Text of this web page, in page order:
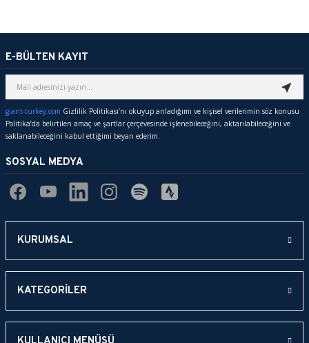
E-BÜLTEN KAYIT
giant-turkey.com Gizlilik Politikası’nı okuyup anladığımı ve kişisel verilerimin söz konusu
Politika’da belirtilen amaç ve şartlar çerçevesinde işlenebileceğini, aktarılabileceğini ve
saklanabileceğini kabul ettiğimi beyan ederim.
SOSYAL MEDYA
KURUMSAL
KATEGORİLER